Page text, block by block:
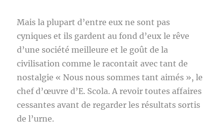
Mais la plupart d’entre eux ne sont pas
cyniques et ils gardent au fond d’eux le rêve
d’une société meilleure et le goût de la
civilisation comme le racontait avec tant de
nostalgie « Nous nous sommes tant aimés », le
chef d’œuvre d’E. Scola. A revoir toutes affaires
cessantes avant de regarder les résultats sortis
de l’urne.